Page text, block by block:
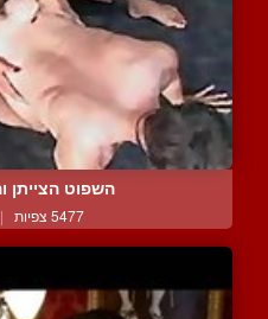
השפוט הצייתן
5477 צפיות |